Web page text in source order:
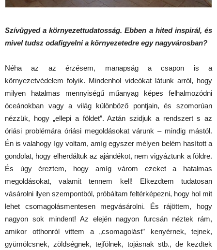
Szívügyed a környezettudatosság. Ebben a hited inspirál, és
mivel tudsz odafigyelni a környezetedre egy nagyvárosban?
Néha az az érzésem, manapság a csapon is a
környezetvédelem folyik. Mindenhol videókat látunk arról, hogy
milyen hatalmas mennyiségű műanyag képes felhalmozódni
óceánokban vagy a világ különböző pontjain, és szomorúan
nézzük, hogy „ellepi a földet”. Aztán szidjuk a rendszert s az
óriási problémára óriási megoldásokat várunk – mindig mástól.
Én is valahogy így voltam, amíg egyszer mélyen belém hasított a
gondolat, hogy elherdáltuk az ajándékot, nem vigyáztunk a földre.
És úgy éreztem, hogy amíg várom ezeket a hatalmas
megoldásokat, valamit tennem kell! Elkezdtem tudatosan
vásárolni ilyen szempontból, próbáltam feltérképezni, hogy hol mit
lehet csomagolásmentesen megvásárolni. És rájöttem, hogy
nagyon sok mindent! Az elején nagyon furcsán néztek rám,
amikor otthonról vittem a „csomagolást” kenyérnek, tejnek,
gyümölcsnek, zöldségnek, tejfölnek, tojásnak stb., de kezdtek